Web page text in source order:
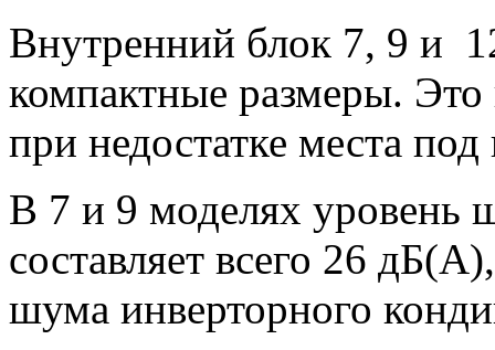
Внутренний блок 7, 9 и
компактные размеры.
при недостатке места
В 7 и 9 моделях уровень
составляет всего 26
шума инверторного